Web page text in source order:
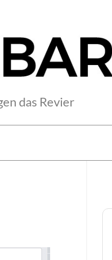
das Revier